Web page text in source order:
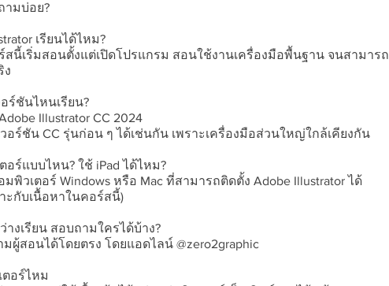
ามบ่อย?
เรียนได้ไหม?
นี้เริ่มสอนตั้งแต่เปิดโปรแกรม สอนใช้งานเครื่องมือพื้นฐาน จนสามารถ
ง
อร์ชันไหนเรียน?
Illustrator CC 2024
อร์ชัน CC รุ่นก่อน ๆ ได้เช่นกัน เพราะเครื่องมือส่วนใหญ่ใกล้เคียงกัน
อร์แบบไหน? ใช้ iPad ได้ไหม?
พิวเตอร์ Windows หรือ Mac ที่สามารถติดตั้ง Adobe Illustrator ได้
ะกับเนื้อหาในคอร์สนี้)
งเรียน สอบถามใครได้บ้าง?
ผู้สอนได้โดยตรง โดยแอดไลน์ @zero2graphic
ตอร์ไหม